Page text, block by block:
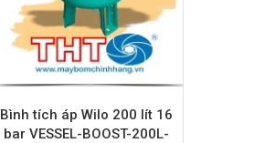
Bình tích áp Wilo 200 lít 16
bar VESSEL-BOOST-200L-